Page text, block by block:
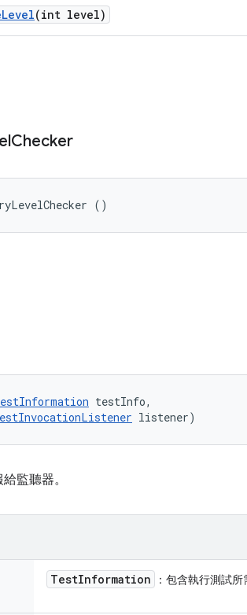
Level(int level)
Checker
()
testInfo,
listener)
監聽器。
TestInformation ：包含執行測試